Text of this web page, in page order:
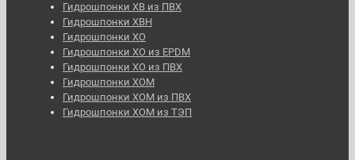
Гидрошпонки ХВ из ПВХ
Гидрошпонки ХВН
Гидрошпонки ХО
Гидрошпонки ХО из EPDM
Гидрошпонки ХО из ПВХ
Гидрошпонки ХОМ
Гидрошпонки ХОМ из ПВХ
Гидрошпонки ХОМ из ТЭП